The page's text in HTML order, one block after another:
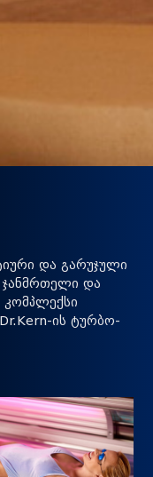
და გარუჯული
ჯანმრთელი და
ის ტურბო-